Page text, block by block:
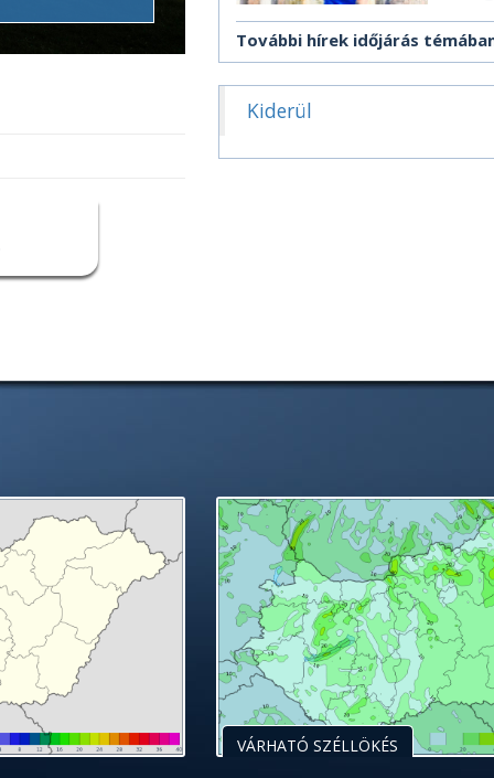
További hírek időjárás
Kiderül
VÁRHATÓ SZÉLLÖKÉS